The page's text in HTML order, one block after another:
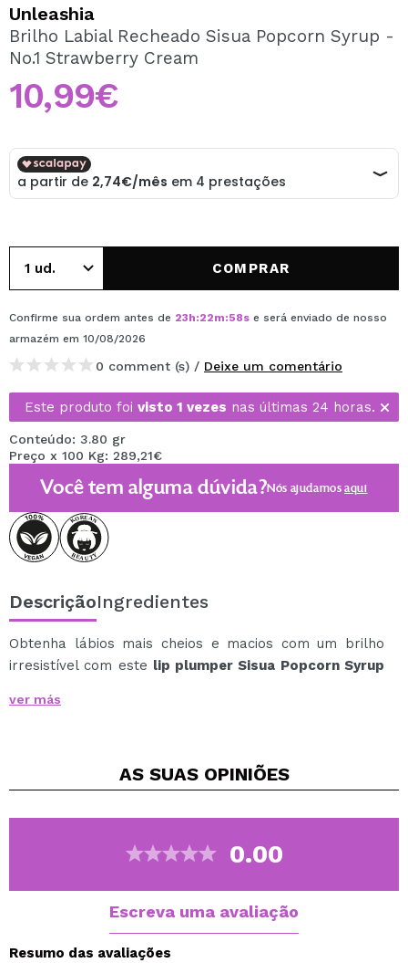
Ao criar uma conta no Maquibeauty.pt pode fazer as suas
compras rapidamente, verificar o estado das suas
Unleashia
Brilho Labial Recheado Sisua Popcorn Syrup -
No.1 Strawberry Cream
10,99€
COMPRAR
Confirme sua ordem antes de 23h:22m:57s e será enviado de nosso
armazém em 10/08/2026
0 comment (s) / Deixe um comentário
Este produto foi visto 1 vezes nas últimas 24 horas.
Conteúdo: 3.80 gr
Preço x 100 Kg: 289,21€
Você tem alguma dúvida?Nós ajudamosaqui
DescriçãoIngredientes
Obtenha lábios mais cheios e macios com um brilho
irresistível com este lip plumper Sisua Popcorn Syrup
Sua fórmula, enriquecida com ingredientes
Efeito de volume imediato e progressivo graças
Hidratação profunda com extrato de semente de
propriedades antioxidantes e regenerativas,
ver más
AS SUAS OPINIÕES
0.00
Escreva uma avaliação
Resumo das avaliações